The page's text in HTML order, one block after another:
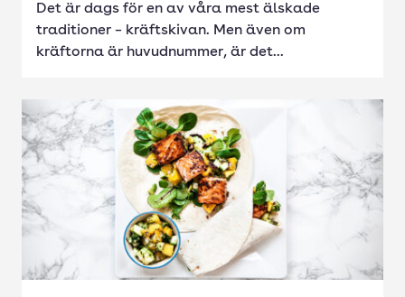
Det är dags för en av våra mest älskade
traditioner – kräftskivan. Men även om
kräftorna är huvudnummer, är det...